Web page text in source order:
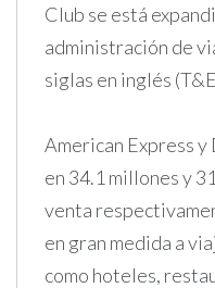
Club se está
administración de
siglas en inglés
American Express
en 34.1 millones y
venta
en gran medida a
como hoteles,